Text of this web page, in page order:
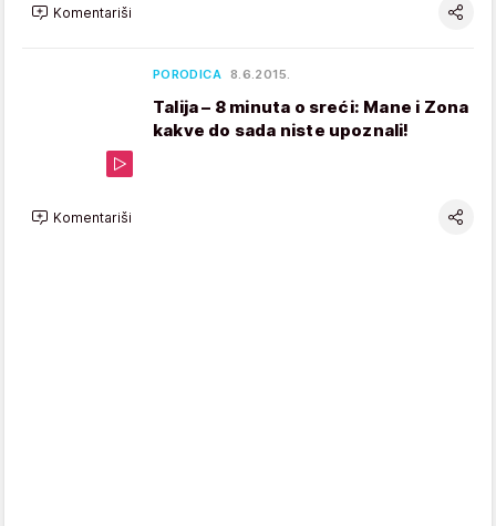
Komentariši
PORODICA 8.6.2015.
Talija – 8 minuta o sreći: Mane i Zona
kakve do sada niste upoznali!
Komentariši